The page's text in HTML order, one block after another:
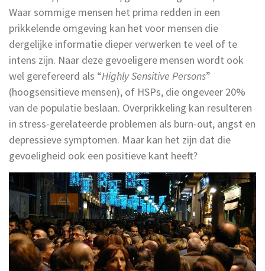
Waar sommige mensen het prima redden in een
prikkelende omgeving kan het voor mensen die
dergelijke informatie dieper verwerken te veel of te
intens zijn. Naar deze gevoeligere mensen wordt ook
wel gerefereerd als “Highly Sensitive Persons”
(hoogsensitieve mensen), of HSPs, die ongeveer 20%
van de populatie beslaan. Overprikkeling kan resulteren
in stress-gerelateerde problemen als burn-out, angst en
depressieve symptomen. Maar kan het zijn dat die
gevoeligheid ook een positieve kant heeft?